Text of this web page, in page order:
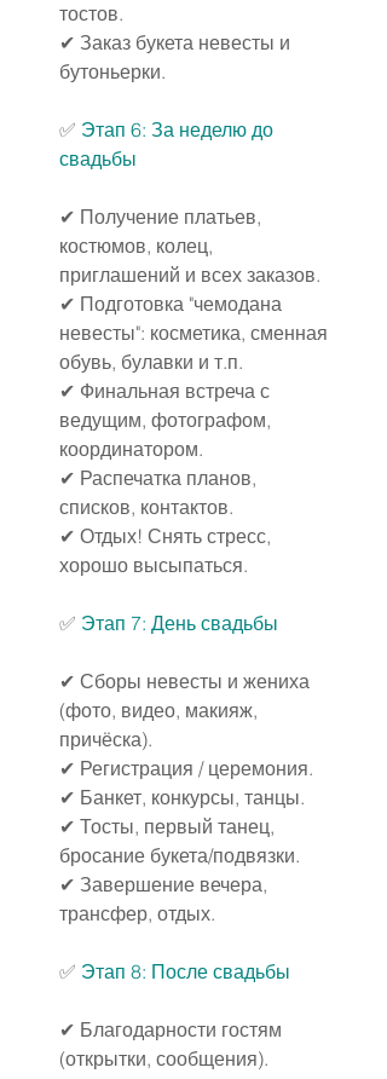
тостов.
✔ Заказ букета невесты и
бутоньерки.
✅ Этап 6: За неделю до
свадьбы
✔ Получение платьев,
костюмов, колец,
приглашений и всех заказов.
✔ Подготовка "чемодана
невесты": косметика, сменная
обувь, булавки и т.п.
✔ Финальная встреча с
ведущим, фотографом,
координатором.
✔ Распечатка планов,
списков, контактов.
✔ Отдых! Снять стресс,
хорошо высыпаться.
✅ Этап 7: День свадьбы
✔ Сборы невесты и жениха
(фото, видео, макияж,
причёска).
✔ Регистрация / церемония.
✔ Банкет, конкурсы, танцы.
✔ Тосты, первый танец,
бросание букета/подвязки.
✔ Завершение вечера,
трансфер, отдых.
✅ Этап 8: После свадьбы
✔ Благодарности гостям
(открытки, сообщения).